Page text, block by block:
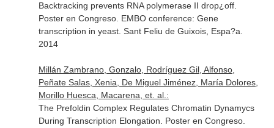
Backtracking prevents RNA polymerase II drop¿off.
Poster en Congreso. EMBO conference: Gene
transcription in yeast. Sant Feliu de Guixois, Espa?a.
2014
Millán Zambrano, Gonzalo, Rodríguez Gil, Alfonso,
Peñate Salas, Xenia, De Miguel Jiménez, María Dolores,
Morillo Huesca, Macarena, et. al.:
The Prefoldin Complex Regulates Chromatin Dynamycs
During Transcription Elongation. Poster en Congreso.